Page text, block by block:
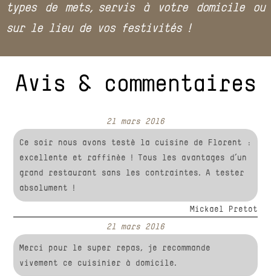
types de mets, servis à votre domicile ou
sur le lieu de vos festivités !
Avis & commentaires
21 mars 2016
Ce soir nous avons testé la cuisine de Florent :
excellente et raffinée ! Tous les avantages d’un
grand restaurant sans les contraintes. A tester
absolument !
Mickael Pretot
21 mars 2016
Merci pour le super repas, je recommande
vivement ce cuisinier à domicile.